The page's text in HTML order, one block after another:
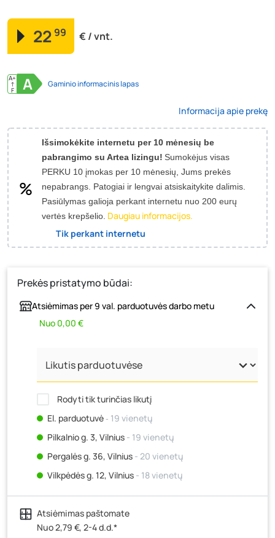
22 99 € / vnt.
A+
↑
F A Gaminio informacinis lapas
Informacija apie prekę
Išsimokėkite internetu per 10 mėnesių be
pabrangimo su Artea lizingu! Sumokėjus visas
PERKU 10 įmokas per 10 mėnesių, Jums prekės
nepabrangs. Patogiai ir lengvai atsiskaitykite dalimis.
Pasiūlymas galioja perkant internetu nuo 200 eurų
vertės krepšelio. Daugiau informacijos.
Tik perkant internetu
Prekės pristatymo būdai:
Atsiėmimas per 9 val. parduotuvės darbo metu
Nuo 0,00 €
Rodyti tik turinčias likutį
El. parduotuvė‐ 19 vienetų
Pilkalnio g. 3, Vilnius - 19 vienetų
Pergalės g. 36, Vilnius - 20 vienetų
Vilkpėdės g. 12, Vilnius - 18 vienetų
Ateities g. 15, Vilnius- 15 vienetų
Kauno r., Narsiečių k., Vytauto g. 183, Kaunas
vienetų
Atsiėmimas paštomate
Nuo 2,79 €, 2-4 d.d.*